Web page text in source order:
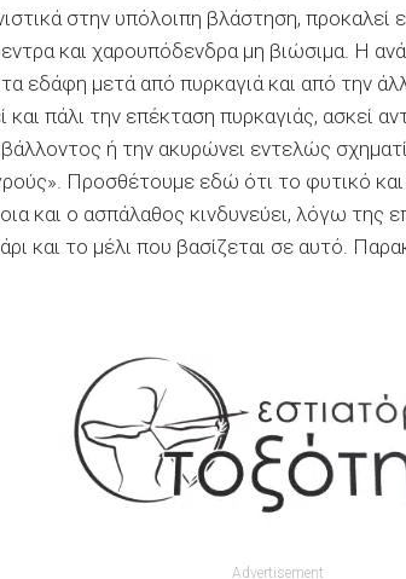
στην υπόλοιπη βλάστηση, προκαλεί
και χαρουπόδενδρα μη βιώσιμα. Η
εδάφη μετά από πυρκαγιά και από την
πάλι την επέκταση πυρκαγιάς, ασκεί
ή την ακυρώνει εντελώς
Προσθέτουμε εδώ ότι το φυτικό
και ο ασπάλαθος κινδυνεύει, λόγω της
και το μέλι που βασίζεται σε αυτό.
Advertisement